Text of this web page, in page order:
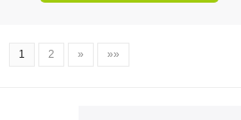
1 2 » »»